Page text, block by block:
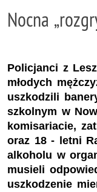
Nocna
Policjanci z
młodych
uszkodzili
szkolnym w
komisariacie,
oraz 18 - letni
alkoholu w
musieli
uszkodzenie